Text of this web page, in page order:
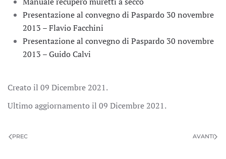
Presentazione al convegno di Paspardo 30 novembre
2013 – Flavio Facchini
Presentazione al convegno di Paspardo 30 novembre
2013 – Guido Calvi
Creato il 09 Dicembre 2021.
Ultimo aggiornamento il 09 Dicembre 2021.
PREC AVANTI